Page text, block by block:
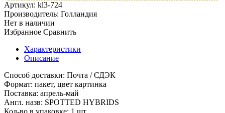
Артикул: kl3-724
Производитель: Голландия
Нет в наличии
Избранное Сравнить
Характеристики
Описание
Способ доставки: Почта / СДЭК
Формат: пакет, цвет картинка
Поставка: апрель-май
Англ. назв: SPOTTED HYBRIDS
Кол-во в упаковке: 1 шт